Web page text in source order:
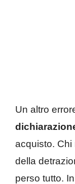
Un altro
acquisto. Chi
della
perso tutto.